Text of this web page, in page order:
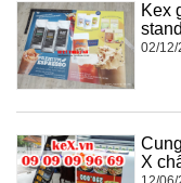
Kex
02/12/
X